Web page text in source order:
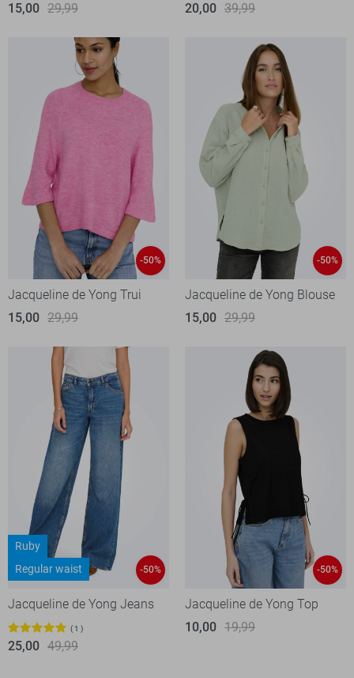
15,00 29,99
20,00 39,99
-50%
Jacqueline de Yong Trui
15,00 29,99
-50%
Jacqueline de Yong Blouse
15,00 29,99
Ruby
Regular waist
-50%
Jacqueline de Yong Jeans
1
25,00 49,99
-50%
Jacqueline de Yong Top
10,00 19,99